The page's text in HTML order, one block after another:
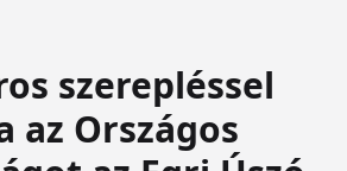
szerepléssel
az Országos